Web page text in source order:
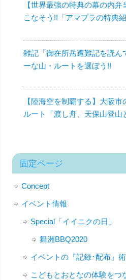
【世界最強の特典の幕の内
こなそう!!「アマプラの特典紹
雑記「御在所岳遭難記を読
ーな山・ルートを選ぼう!!
【陸海空を制覇する】大阪
ルート「渡し舟、天保山登山
固定ページ
Concept
イベント情報
Special「イイニクの日」
舞洲BBQ2020
イベントの『記録･配布』術
こどもとおとなの体験をつ